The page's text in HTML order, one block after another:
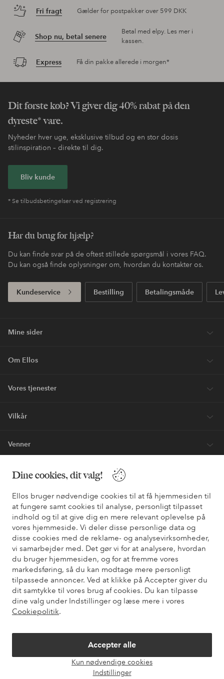
Dine cookies, dit valg!
Ellos bruger nødvendige cookies til at få hjemmesiden til
at fungere samt cookies til analyse, personligt tilpasset
indhold og til at give dig en mere relevant oplevelse på
vores hjemmeside. Vi deler disse personlige data og
disse cookies med de reklame- og analysevirksomheder,
vi samarbejder med. Det gør vi for at analysere, hvordan
du bruger hjemmesiden, og for at fremme vores
markedsføring, så du kan modtage mere personligt
tilpassede annoncer. Ved at klikke på Accepter giver du
dit samtykke til vores brug af cookies. Du kan tilpasse
dine valg under Indstillinger og læse mere i vores
Cookiepolitik.
Accepter alle
Kun nødvendige cookies
Indstillinger
Fri fragt Gælder for postpakker over 599 DKK
Shop nu, betal senere
Betal med elpy. Les mer i
kassen.
Express Få din pakke allerede i morgen*
Dit første køb? Vi giver dig 40% rabat på den
dyreste* vare.
Nyheder hver uge, eksklusive tilbud og en stor dosis
stilinspiration – direkte til dig.
Bliv kunde
* Se tilbudsbetingelser ved registrering
Har du brug for hjælp?
Du kan finde svar på de oftest stillede spørgsmål i vores FAQ.
Du kan også finde oplysninger om, hvordan du kontakter os.
Kundeservice Bestilling Betalingsmåde
Mine sider
Om Ellos
Vores tjenester
Vilkår
Venner
Vil du vide mere om vores betalingsmuligheder?
elpy elpy
Danmark - Vælg land
Facebook Instagram Pinterest Youtube